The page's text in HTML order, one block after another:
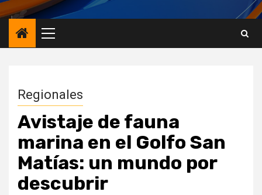
Menú
principal
Regionales
Avistaje de fauna
marina en el Golfo San
Matías: un mundo por
descubrir